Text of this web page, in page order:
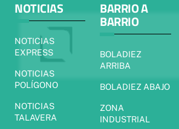
NOTICIAS
NOTICIAS
EXPRESS
NOTICIAS
POLÍGONO
NOTICIAS
TALAVERA
BARRIO A
BARRIO
BOLADIEZ
ARRIBA
BOLADIEZ ABAJO
ZONA
INDUSTRIAL